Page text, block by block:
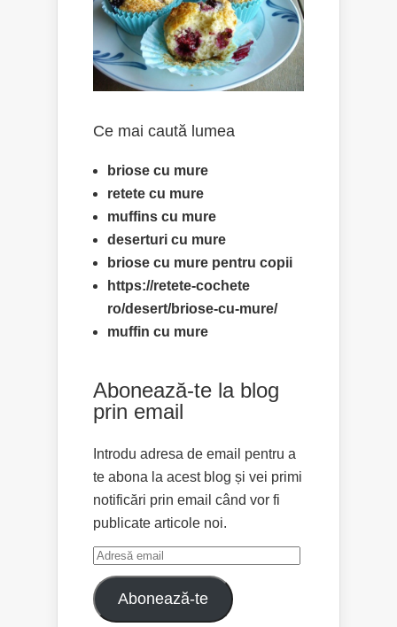
Ce mai caută lumea
briose cu mure
retete cu mure
muffins cu mure
deserturi cu mure
briose cu mure pentru copii
https://retete-cochete
ro/desert/briose-cu-mure/
muffin cu mure
Abonează-te la blog
prin email
Introdu adresa de email pentru a
te abona la acest blog și vei primi
notificări prin email când vor fi
publicate articole noi.
Adresă
email
Abonează-te